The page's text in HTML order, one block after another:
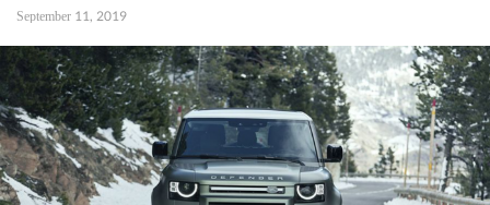
September 11, 2019